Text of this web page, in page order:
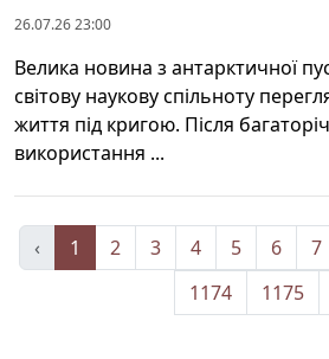
26.07.26 23:00
Велика новина з антарктичної
світову наукову спільноту
життя під кригою. Після
використання ...
‹ 1 2 3 4 5 6 7
1174
1175